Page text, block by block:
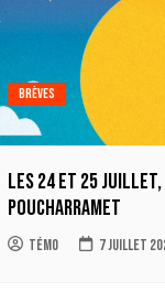
Brèves
Les 24 et 25
Poucharramet
Témo 7 juillet